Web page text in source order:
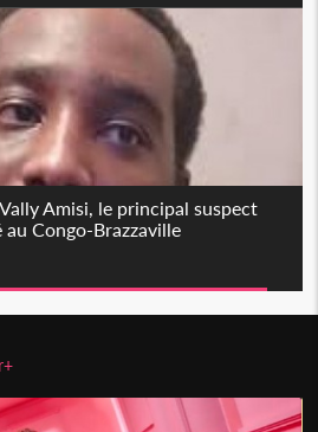
Amisi, le principal suspect
au Congo-Brazzaville